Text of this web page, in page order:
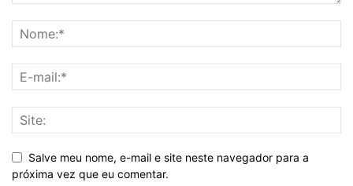
Salve meu nome, e-mail e site neste navegador para a
próxima vez que eu comentar.